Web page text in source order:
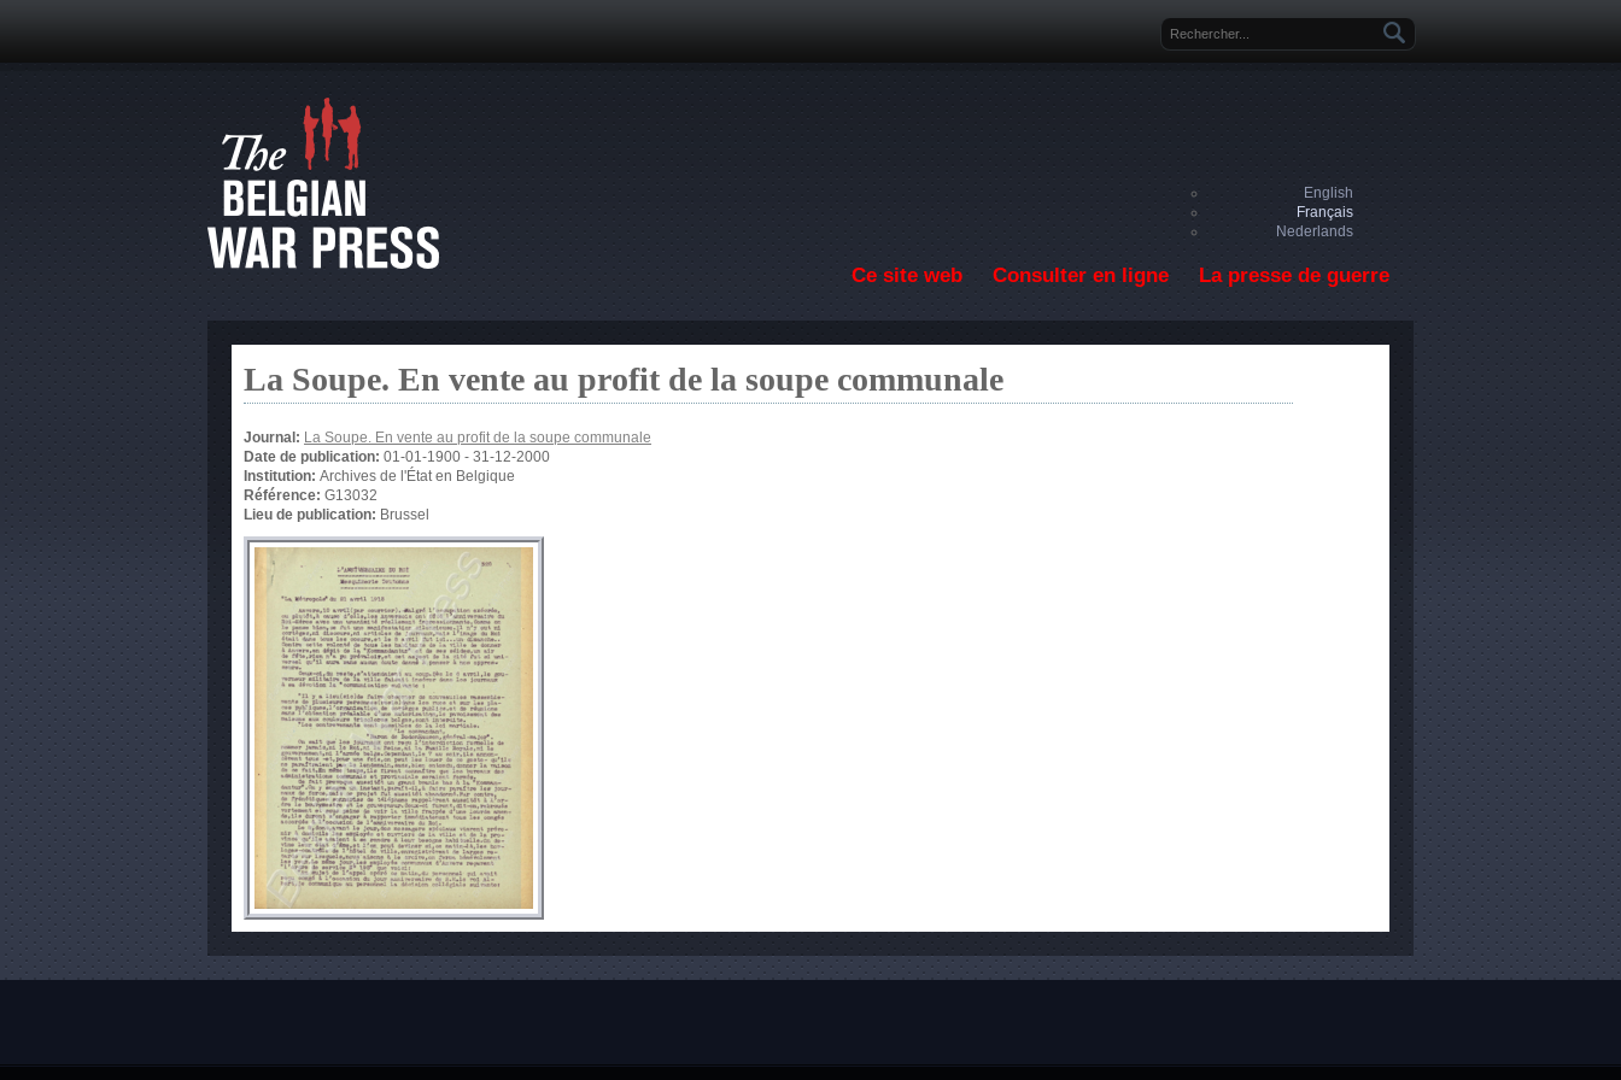
Formulaire de recherche
English
Français
Nederlands
Ce site web Consulter en ligne La presse de guerre
La Soupe. En vente au profit de la soupe communale
Journal: La Soupe. En vente au profit de la soupe communale
Date de publication: 01-01-1900 - 31-12-2000
Institution: Archives de l'État en Belgique
Référence: G13032
Lieu de publication: Brussel